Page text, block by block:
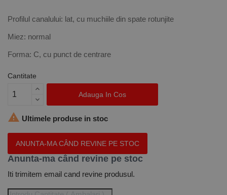
Profilul canalului: lat, cu muchiile din spate rotunjite
Miez: normal
Forma: C, cu punct de centrare
Cantitate
Adauga In Cos
 Ultimele produse in stoc
ANUNTA-MA CÂND REVINE PE STOC
Anunta-ma când revine pe stoc
Iti trimitem email cand revine produsul.